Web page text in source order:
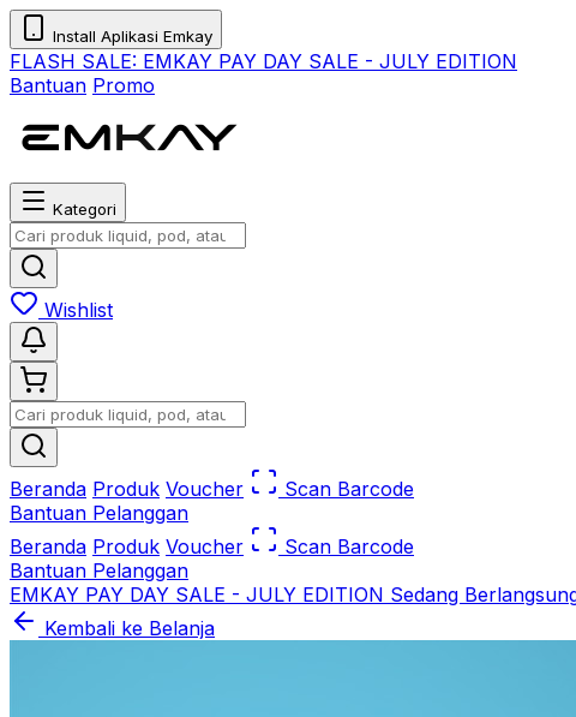
Install Aplikasi Emkay
FLASH SALE: EMKAY PAY DAY SALE - JULY EDITION
Bantuan Promo
Kategori
Wishlist
Beranda Produk Voucher
Scan Barcode
Bantuan Pelanggan
Beranda Produk Voucher
Scan Barcode
Bantuan Pelanggan
EMKAY PAY DAY SALE - JULY EDITION Sedang
Kembali ke Belanja